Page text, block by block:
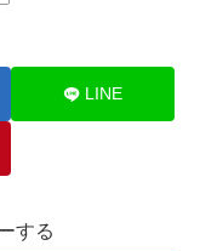
LINE
する